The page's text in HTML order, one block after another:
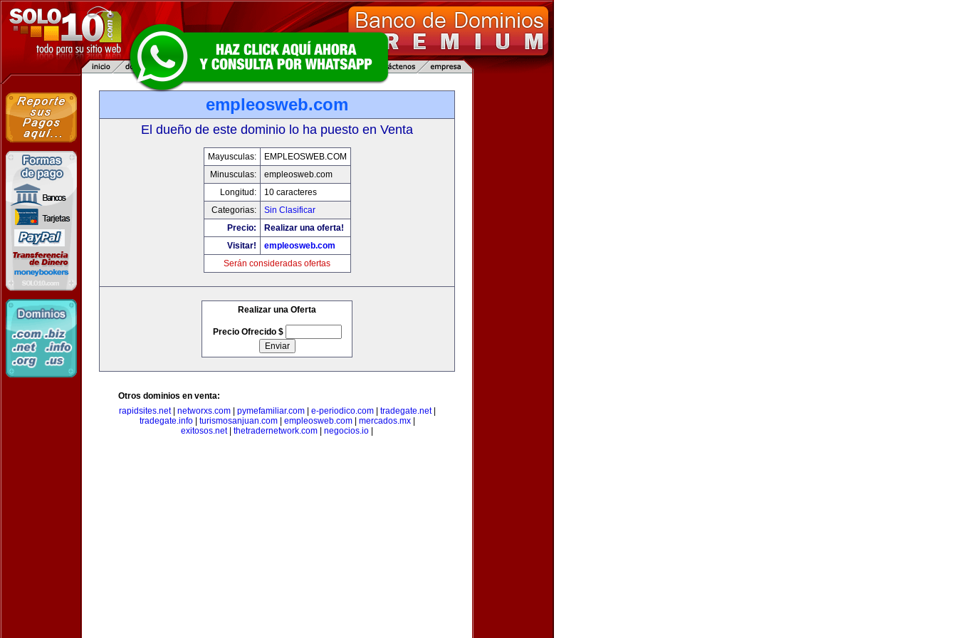
empleosweb.com
El dueño de este dominio lo ha puesto en Venta
Mayusculas:
EMPLEOSWEB.COM
Minusculas:
empleosweb.com
Longitud:
10 caracteres
Categorias:
Sin Clasificar
Precio:
Realizar una oferta!
Visitar!
empleosweb.com
Serán consideradas ofertas
Realizar una Oferta
Precio Ofrecido $
Otros dominios en venta:
rapidsites.net| networxs.com| pymefamiliar.com| e-periodico.com| tradegate.net|
tradegate.info| turismosanjuan.com| empleosweb.com| mercados.mx|
exitosos.net| thetradernetwork.com negocios.io